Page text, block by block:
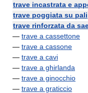
trave incastrata e
trave poggiata su pali
trave rinforzata da
— trave a cassettone
— trave a cassone
— trave a cavi
— trave a ghirlanda
— trave a ginocchio
— trave a graticcio